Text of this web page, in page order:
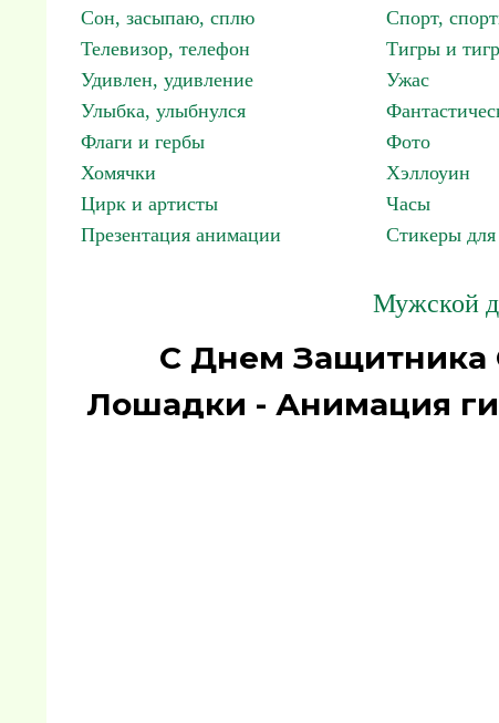
Сон, засыпаю, сплю
Спорт,
Телевизор, телефон
Тигры и
Удивлен, удивление
Ужас
Улыбка, улыбнулся
Флаги и гербы
Фото
Хомячки
Хэллоуин
Цирк и артисты
Часы
Презентация анимации
Стикеры для
Мужской
С Днем Защитника
Лошадки - Анимация